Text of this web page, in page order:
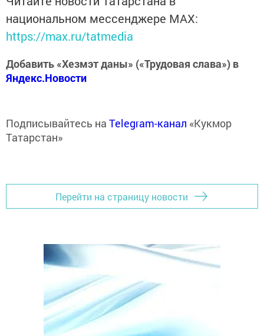
национальном мессенджере MАХ:
https://max.ru/tatmedia
Добавить «Хезмэт даны» («Трудовая слава») в
Яндекс.Новости
Подписывайтесь на Telegram-канал «Кукмор
Татарстан»
Перейти на страницу новости